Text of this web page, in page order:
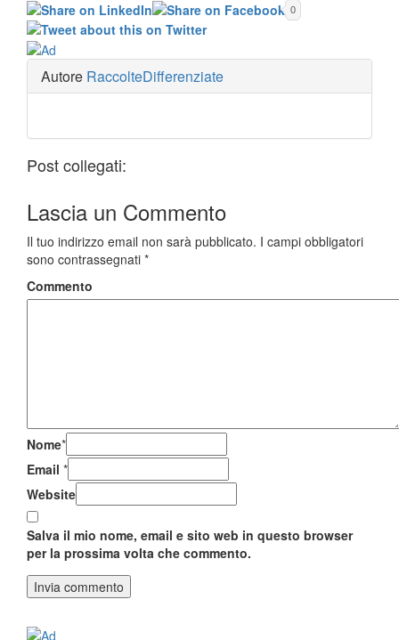
0
Autore RaccolteDifferenziate
Post collegati:
Lascia un Commento
Il tuo indirizzo email non sarà pubblicato. I campi obbligatori
sono contrassegnati *
Commento
Nome*
Email *
Website
Salva il mio nome, email e sito web in questo browser
per la prossima volta che commento.